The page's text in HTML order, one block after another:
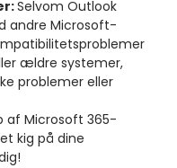
Selvom Outlook
andre Microsoft-
ældre systemer,
problemer eller
af Microsoft 365-
kig på dine